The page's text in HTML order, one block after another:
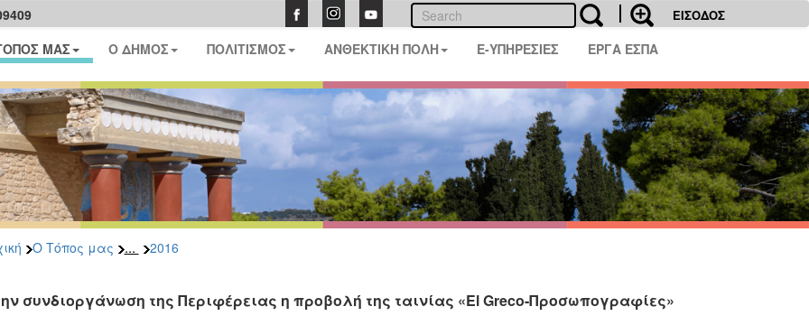
ΕΙΣΟΔΟΣ
ΜΑΣ Ο ΔΗΜΟΣ ΠΟΛΙΤΙΣΜΟΣ ΑΝΘΕΚΤΙΚΗ ΠΟΛΗ E-ΥΠΗΡΕΣΙΕΣ ΕΡΓΑ ΕΣΠΑ
Ο Τόπος μας ... 2016
συνδιοργάνωση της Περιφέρειας η προβολή της ταινίας «El Greco-Προσωπογραφίες»